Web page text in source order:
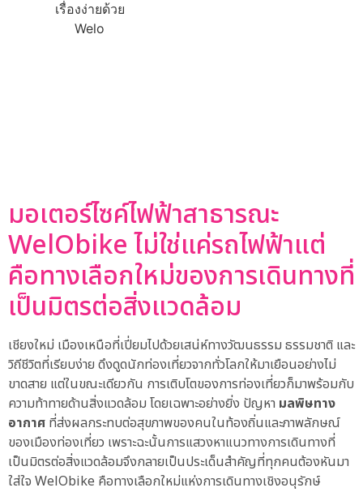
มอเตอร์ไซค์ไฟฟ้าสาธารณะ
WelObike ไม่ใช่แค่รถไฟฟ้าแต่
คือทางเลือกใหม่ของการเดินทางที่
เป็นมิตรต่อสิ่งแวดล้อม
เชียงใหม่ เมืองเหนือที่เปี่ยมไปด้วยเสน่ห์ทางวัฒนธรรม ธรรมชาติ และ
วิถีชีวิตที่เรียบง่าย ดึงดูดนักท่องเที่ยวจากทั่วโลกให้มาเยือนอย่างไม่
ขาดสาย แต่ในขณะเดียวกัน การเติบโตของการท่องเที่ยวก็มาพร้อมกับ
ความท้าทายด้านสิ่งแวดล้อม โดยเฉพาะอย่างยิ่ง ปัญหา มลพิษทาง
อากาศ ที่ส่งผลกระทบต่อสุขภาพของคนในท้องถิ่นและภาพลักษณ์
ของเมืองท่องเที่ยว เพราะฉะนั้นการแสวงหาแนวทางการเดินทางที่
เป็นมิตรต่อสิ่งแวดล้อมจึงกลายเป็นประเด็นสำคัญที่ทุกคนต้องหันมา
ใส่ใจ WelObike คือทางเลือกใหม่แห่งการเดินทางเชิงอนุรักษ์